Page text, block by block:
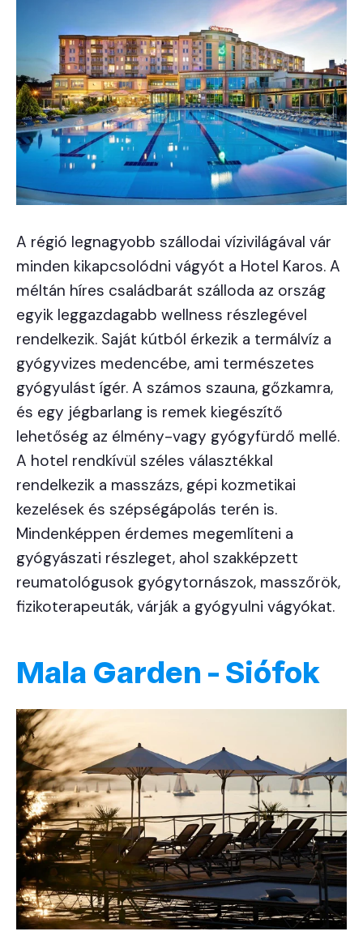
A régió legnagyobb szállodai vízivilágával vár
minden kikapcsolódni vágyót a Hotel Karos. A
méltán híres családbarát szálloda az ország
egyik leggazdagabb wellness részlegével
rendelkezik. Saját kútból érkezik a termálvíz a
gyógyvizes medencébe, ami természetes
gyógyulást ígér. A számos szauna, gőzkamra,
és egy jégbarlang is remek kiegészítő
lehetőség az élmény-vagy gyógyfürdő mellé.
A hotel rendkívül széles választékkal
rendelkezik a masszázs, gépi kozmetikai
kezelések és szépségápolás terén is.
Mindenképpen érdemes megemlíteni a
gyógyászati részleget, ahol szakképzett
reumatológusok gyógytornászok, masszőrök,
fizikoterapeuták, várják a gyógyulni vágyókat.
Mala Garden - Siófok